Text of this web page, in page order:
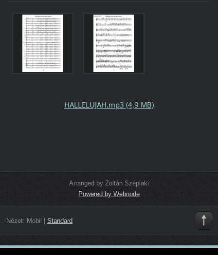
HALLELUJAH.mp3 (4,9 MB)
Arranged by Zoltán Széplaki
Powered by Webnode
Nézet: Mobil Standard